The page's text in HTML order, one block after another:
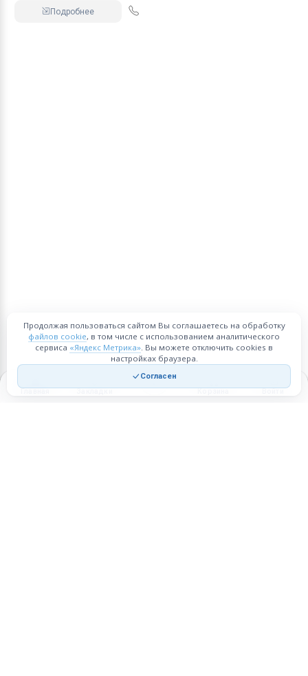
Подробнее
Главная Закладки Корзина Войти
Продолжая пользоваться сайтом Вы соглашаетесь на обработку
файлов cookie, в том числе с использованием аналитического
сервиса «Яндекс Метрика». Вы можете отключить cookies в
настройках браузера.
Согласен